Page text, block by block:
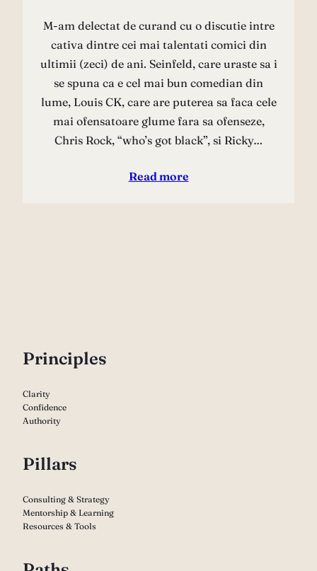
M-am delectat de curand cu o discutie intre
cativa dintre cei mai talentati comici din
ultimii (zeci) de ani. Seinfeld, care uraste sa i
se spuna ca e cel mai bun comedian din
lume, Louis CK, care are puterea sa faca cele
mai ofensatoare glume fara sa ofenseze,
Chris Rock, “who’s got black”, si Ricky…
Read more
Principles
Clarity
Confidence
Authority
Pillars
Consulting & Strategy
Mentorship & Learning
Resources & Tools